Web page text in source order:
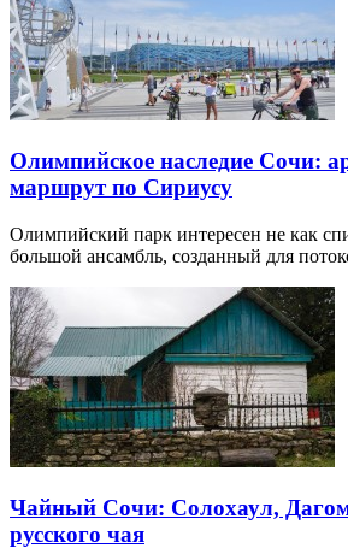
Олимпийское наследие Сочи:
маршрут по Сириусу
Олимпийский парк интересен не как
большой ансамбль, созданный для
Чайный Сочи: Солохаул,
русского чая